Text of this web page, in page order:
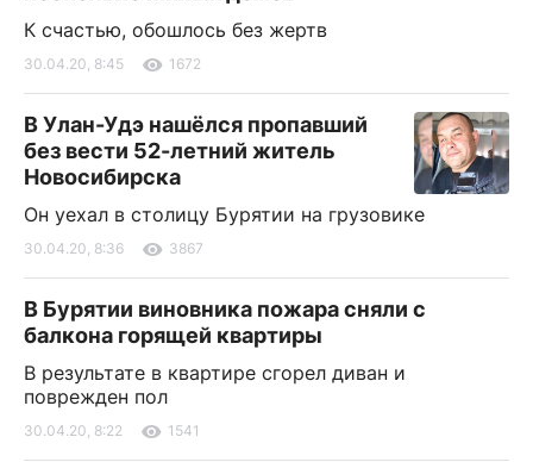
К счастью, обошлось без жертв
30.04.20, 8:45 1672
В Улан-Удэ нашёлся пропавший
без вести 52-летний житель
Новосибирска
Он уехал в столицу Бурятии на грузовике
30.04.20, 8:36 3867
В Бурятии виновника пожара сняли с
балкона горящей квартиры
В результате в квартире сгорел диван и
поврежден пол
30.04.20, 8:22 1541